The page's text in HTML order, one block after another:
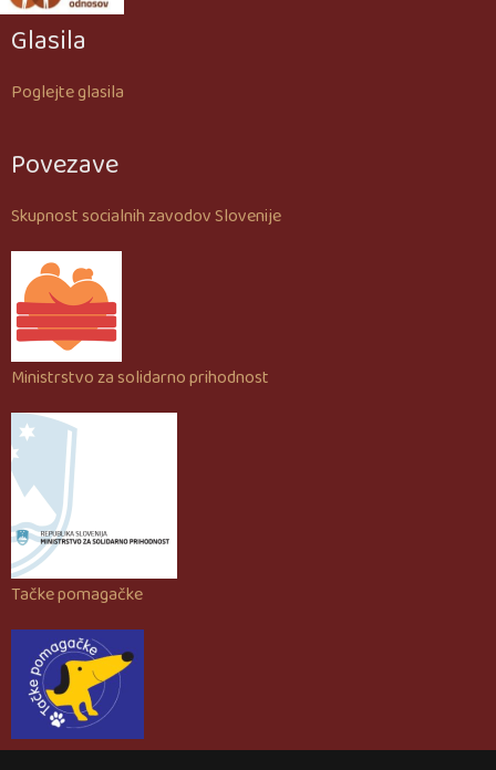
Glasila
Poglejte glasila
Povezave
Skupnost socialnih zavodov Slovenije
Ministrstvo za solidarno prihodnost
Tačke pomagačke